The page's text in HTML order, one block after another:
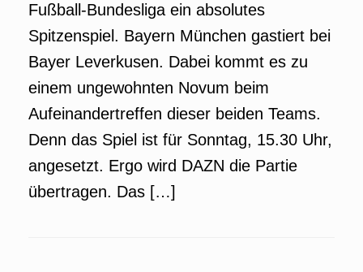
Fußball-Bundesliga ein absolutes
Spitzenspiel. Bayern München gastiert bei
Bayer Leverkusen. Dabei kommt es zu
einem ungewohnten Novum beim
Aufeinandertreffen dieser beiden Teams.
Denn das Spiel ist für Sonntag, 15.30 Uhr,
angesetzt. Ergo wird DAZN die Partie
übertragen. Das […]